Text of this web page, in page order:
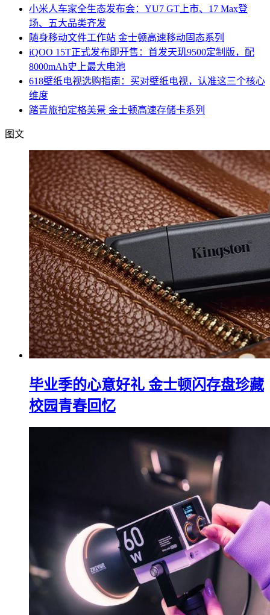
小米人车家全生态发布会：YU7 GT上市、17 Max登
场、五大品类齐发
随身移动文件工作站 金士顿高速移动固态系列
iQOO 15T正式发布即开售：首发天玑9500定制版，配
8000mAh史上最大电池
618壁纸电视选购指南：买对壁纸电视，认准这三个核心
维度
踏青旅拍定格美景 金士顿高速存储卡系列
图文
毕业季的心意好礼 金士顿闪存盘珍藏
校园青春回忆